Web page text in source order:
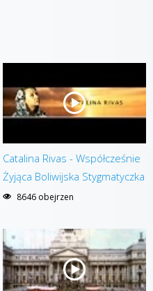
Catalina Rivas - Współcześnie
Żyjąca Boliwijska Stygmatyczka
8646 obejrzen